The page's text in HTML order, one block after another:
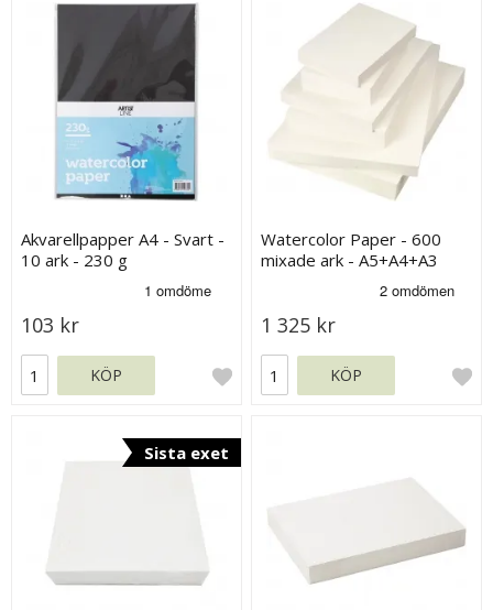
Akvarellpapper A4 - Svart -
10 ark - 230 g
103 kr
KÖP
Watercolor Paper - 600
mixade ark - A5+A4+A3
1 325 kr
KÖP
Sista exet